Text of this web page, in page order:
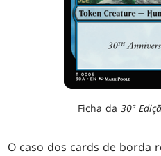
Ficha da 30ª
O caso dos cards de borda